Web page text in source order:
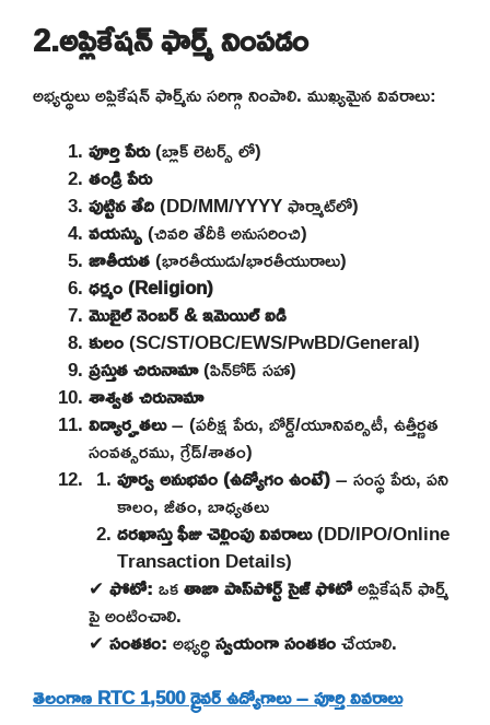
2.అప్లికేషన్ ఫార్మ్ నింపడం
అభ్యర్థులు అప్లికేషన్ ఫార్మ్‌ను సరిగ్గా నింపాలి. ముఖ్యమైన వివరాలు:
పూర్తి పేరు(బ్లాక్ లెటర్స్ లో)
తండ్రి పేరు
పుట్టిన తేది(DD/MM/YYYY ఫార్మాట్‌లో)
వయస్సు(చివరి తేదీకి అనుసరించి)
జాతీయత(భారతీయుడు/భారతీయురాలు)
ధర్మం (Religion)
మొబైల్ నెంబర్ & ఇమెయిల్ ఐడి
కులం(SC/ST/OBC/EWS/PwBD/General)
ప్రస్తుత చిరునామా(పిన్‌కోడ్ సహా)
శాశ్వత చిరునామా
విద్యార్హతలు– (పరీక్ష పేరు, బోర్డ్/యూనివర్సిటీ, ఉత్తీర్ణత
సంవత్సరము, గ్రేడ్/శాతం)
పూర్వ అనుభవం (ఉద్యోగం ఉంటే)– సంస్థ పేరు, పని
కాలం, జీతం, బాధ్యతలు
దరఖాస్తు ఫీజు చెల్లింపు వివరాలు(DD/IPO/Online
Transaction Details)
✔ఫోటో:ఒకతాజా పాస్‌పోర్ట్ సైజ్ ఫోటోఅప్లికేషన్ ఫార్మ్
పై అంటించాలి.
✔సంతకం:అభ్యర్థిస్వయంగా సంతకంచేయాలి.
తెలంగాణ RTC 1,500 డ్రైవర్ ఉద్యోగాలు – పూర్తి వివరాలు